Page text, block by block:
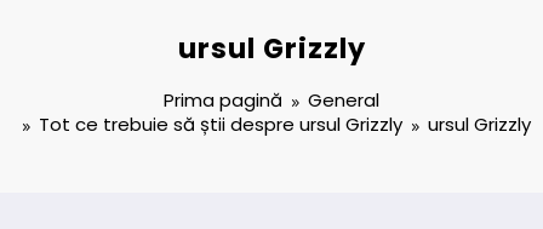
ursul Grizzly
Prima pagină
General
Tot ce trebuie să știi despre ursul Grizzly
ursul Grizzly